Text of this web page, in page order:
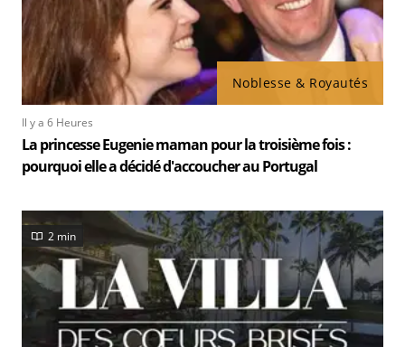
Noblesse & Royautés
Il y a 6 Heures
La princesse Eugenie maman pour la troisième fois :
pourquoi elle a décidé d'accoucher au Portugal
2 min